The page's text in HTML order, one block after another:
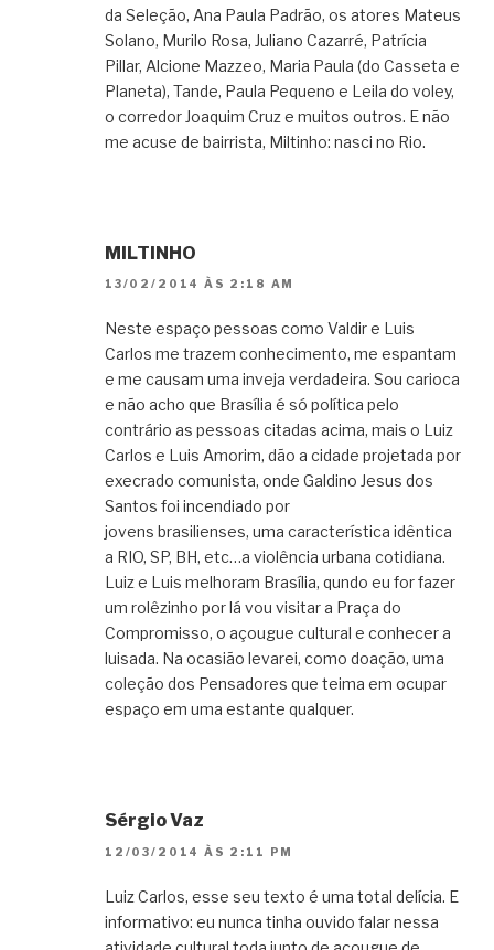
da Seleção, Ana Paula Padrão, os atores Mateus
Solano, Murilo Rosa, Juliano Cazarré, Patrícia
Pillar, Alcione Mazzeo, Maria Paula (do Casseta e
Planeta), Tande, Paula Pequeno e Leila do voley,
o corredor Joaquim Cruz e muitos outros. E não
me acuse de bairrista, Miltinho: nasci no Rio.
MILTINHO
13/02/2014 ÀS 2:18 AM
Neste espaço pessoas como Valdir e Luis
Carlos me trazem conhecimento, me espantam
e me causam uma inveja verdadeira. Sou carioca
e não acho que Brasília é só política pelo
contrário as pessoas citadas acima, mais o Luiz
Carlos e Luis Amorim, dão a cidade projetada por
execrado comunista, onde Galdino Jesus dos
Santos foi incendiado por
jovens brasilienses, uma característica idêntica
a RIO, SP, BH, etc…a violência urbana cotidiana.
Luiz e Luis melhoram Brasília, qundo eu for fazer
um rolêzinho por lá vou visitar a Praça do
Compromisso, o açougue cultural e conhecer a
luisada. Na ocasião levarei, como doação, uma
coleção dos Pensadores que teima em ocupar
espaço em uma estante qualquer.
Sérgio Vaz
12/03/2014 ÀS 2:11 PM
Luiz Carlos, esse seu texto é uma total delícia. E
informativo: eu nunca tinha ouvido falar nessa